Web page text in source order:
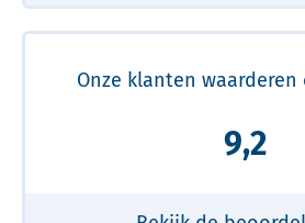
Onze klanten waarderen
9,2